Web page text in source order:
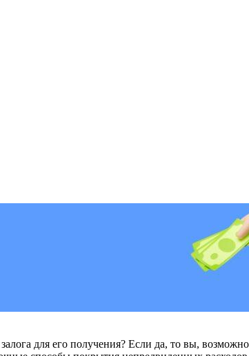
для его получения? Если да, то вы,